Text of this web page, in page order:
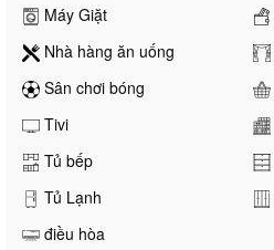
Máy Giặt
Nhà hàng ăn uống
Sân chơi bóng
Tivi
Tủ bếp
Tủ Lạnh
điều hòa